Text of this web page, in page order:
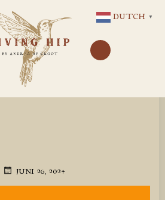
NAAR
DE
INHOUD
JUNI 26, 2024
DUTCH ▼